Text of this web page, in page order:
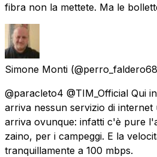
fibra non la mettete. Ma le
Simone Monti
@paracleto4 @TIM_Official Qui
arriva nessun servizio di
arriva ovunque: infatti c'è pure
zaino, per i campeggi. E la
tranquillamente a 100 mbps.